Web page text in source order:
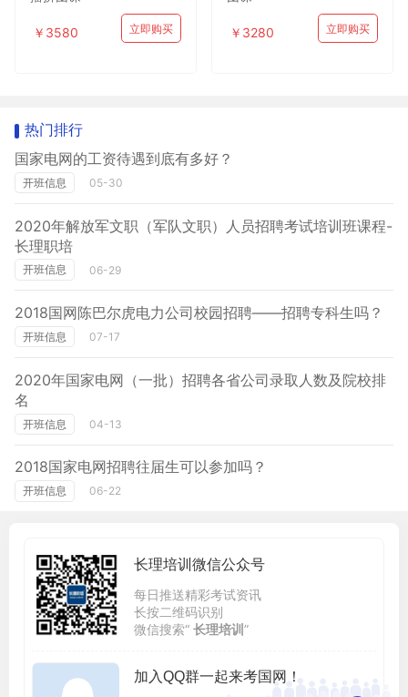
￥3580 立即购买 ￥3280 立即购买
热门排行
国家电网的工资待遇到底有多好？
开班信息 05-30
2020年解放军文职（军队文职）人员招聘考试培训班课程-
长理职培
开班信息 06-29
2018国网陈巴尔虎电力公司校园招聘——招聘专科生吗？
开班信息 07-17
2020年国家电网（一批）招聘各省公司录取人数及院校排
名
开班信息 04-13
2018国家电网招聘往届生可以参加吗？
开班信息 06-22
长理培训微信公众号
每日推送精彩考试资讯
长按二维码识别
微信搜索“ 长理培训 ”
加入QQ群一起来考国网！